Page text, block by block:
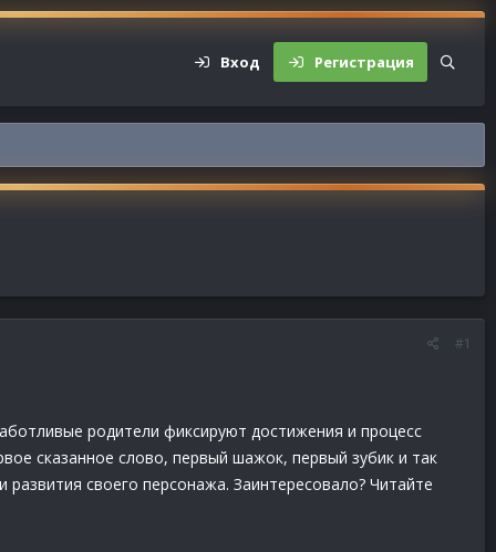
Вход Регистрация
#1
родители фиксируют достижения и процесс
сказанное слово, первый шажок, первый зубик и так
своего персонажа. Заинтересовало? Читайте